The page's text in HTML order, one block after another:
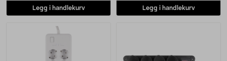
Legg i handlekurv Legg i handlekurv